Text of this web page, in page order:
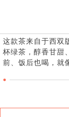
这款茶来自于西双
杯绿茶，醇香甘甜
前、饭后也喝，就